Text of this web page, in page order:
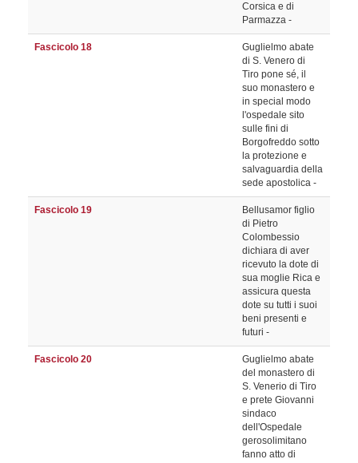
Corsica e di
Parmazza -
Fascicolo 18
Guglielmo abate
di S. Venero di
Tiro pone sé, il
suo monastero e
in special modo
l'ospedale sito
sulle fini di
Borgofreddo sotto
la protezione e
salvaguardia della
sede apostolica -
Fascicolo 19
Bellusamor figlio
di Pietro
Colombessio
dichiara di aver
ricevuto la dote di
sua moglie Rica e
assicura questa
dote su tutti i suoi
beni presenti e
futuri -
Fascicolo 20
Guglielmo abate
del monastero di
S. Venerio di Tiro
e prete Giovanni
sindaco
dell'Ospedale
gerosolimitano
fanno atto di